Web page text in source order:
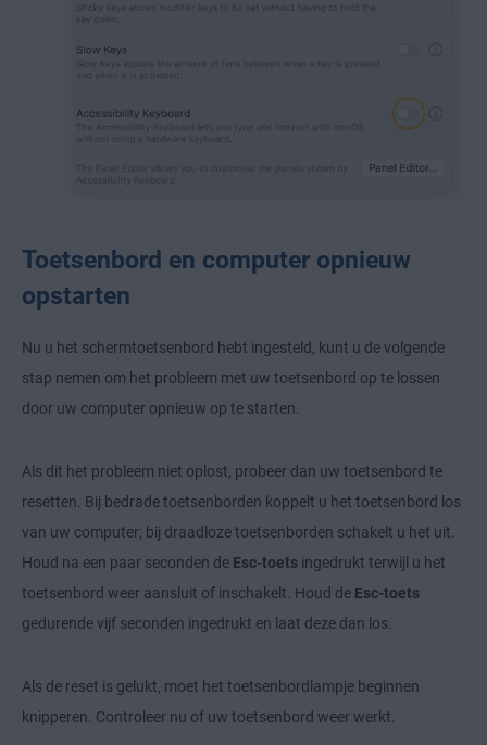
Toetsenbord en computer opnieuw
opstarten
Nu u het schermtoetsenbord hebt ingesteld, kunt u de volgende
stap nemen om het probleem met uw toetsenbord op te lossen
door uw computer opnieuw op te starten.
Als dit het probleem niet oplost, probeer dan uw toetsenbord te
resetten. Bij bedrade toetsenborden koppelt u het toetsenbord los
van uw computer; bij draadloze toetsenborden schakelt u het uit.
Houd na een paar seconden de Esc-toets ingedrukt terwijl u het
toetsenbord weer aansluit of inschakelt. Houd de Esc-toets
gedurende vijf seconden ingedrukt en laat deze dan los.
Als de reset is gelukt, moet het toetsenbordlampje beginnen
knipperen. Controleer nu of uw toetsenbord weer werkt.